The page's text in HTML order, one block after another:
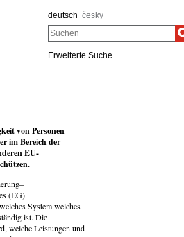
deutsch česky
Suchen
Erweiterte Suche
von Personen
im Bereich der
EU-
(EG)
System welches
ist. Die
welche Leistungen und